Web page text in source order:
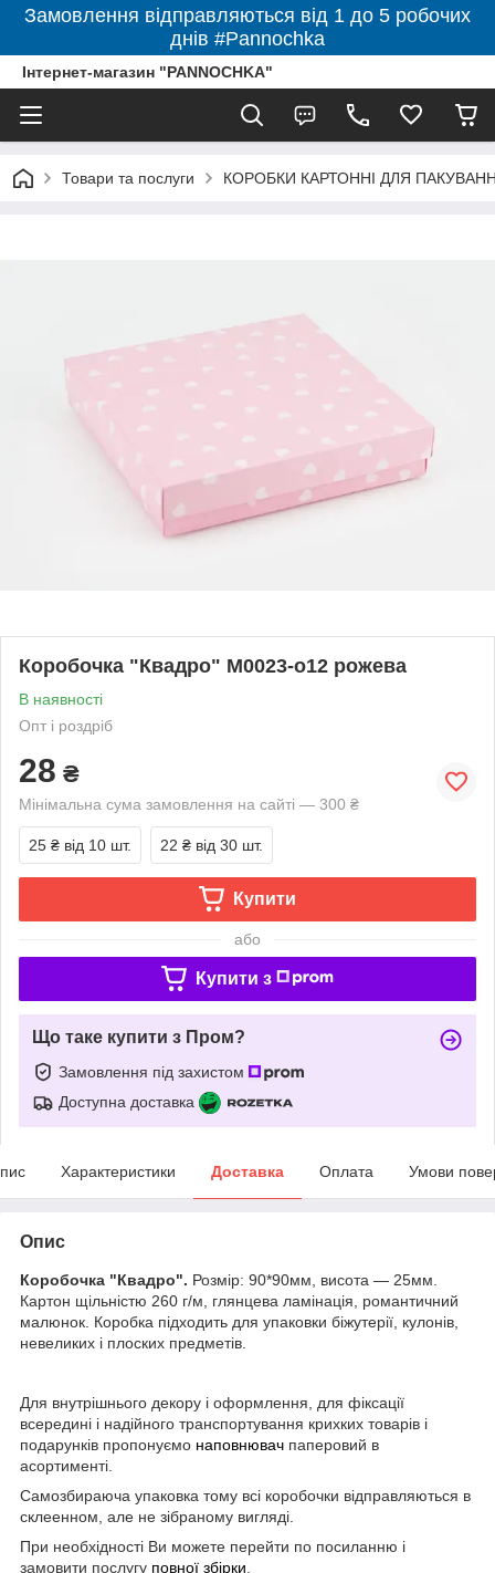
Замовлення відправляються від 1 до 5 робочих
днів #Pannochka
Інтернет-магазин "PANNOCHKA"
Товари та послуги КОРОБКИ КАРТОННІ ДЛЯ ПАКУВАННЯ
Коробочка "Квадро" М0023-о12 рожева
В наявності
Опт і роздріб
28 ₴
Мінімальна сума замовлення на сайті — 300 ₴
25 ₴ від 10 шт. 22 ₴ від 30 шт.
Купити
або
Купити з
Що таке купити з Пром?
Замовлення під захистом
Доступна доставка
Характеристики Доставка Оплата Умови
Опис
Коробочка "Квадро". Розмір: 90*90мм, висота ― 25мм.
Картон щільністю 260 г/м,
глянцева ламінація, романтичний
малюнок. Коробка підходить для упаковки біжутерії, кулонів,
невеликих і плоских предметів.
Для внутрішнього декору і оформлення, для фіксації
всередині і надійного транспортування крихких товарів і
подарунків пропонуємо наповнювач паперовий в
асортименті.
Самозбираюча упаковка тому всі коробочки відправляються в
склеенном, але не зібраному вигляді.
При необхідності Ви можете перейти по посиланню і
замовити послугу повної збірки